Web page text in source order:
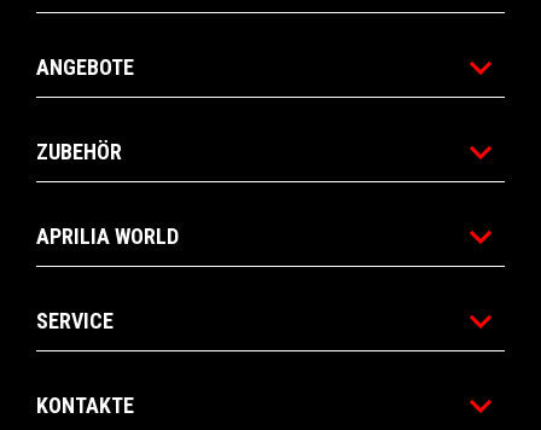
ANGEBOTE
ZUBEHÖR
APRILIA WORLD
SERVICE
KONTAKTE